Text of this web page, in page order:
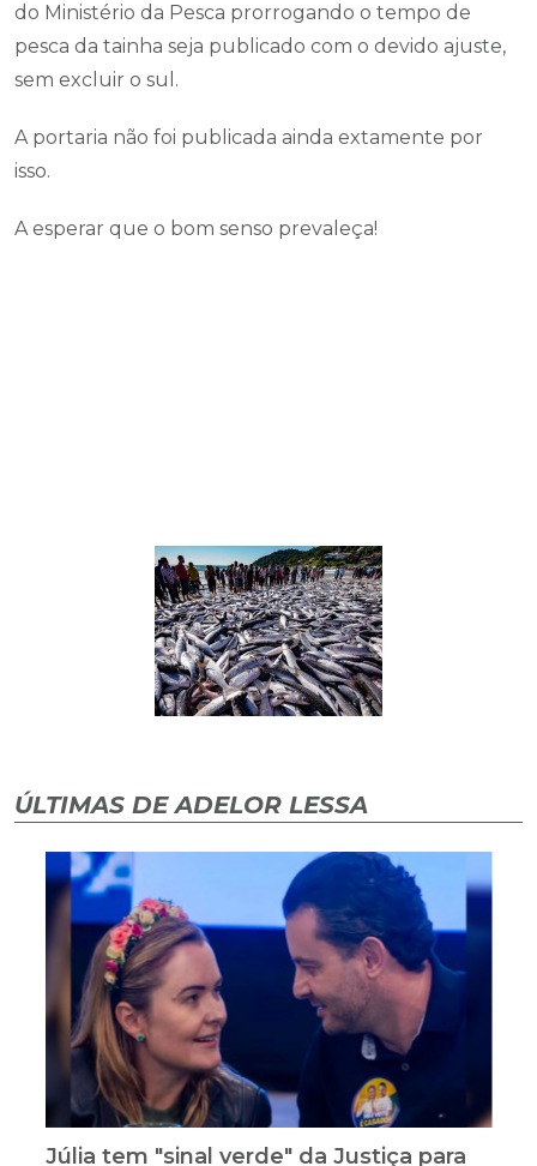
do Ministério da Pesca prorrogando o tempo de
pesca da tainha seja publicado com o devido ajuste,
sem excluir o sul.
A portaria não foi publicada ainda extamente por
isso.
A esperar que o bom senso prevaleça!
ÚLTIMAS DE ADELOR LESSA
Júlia tem "sinal verde" da Justiça para